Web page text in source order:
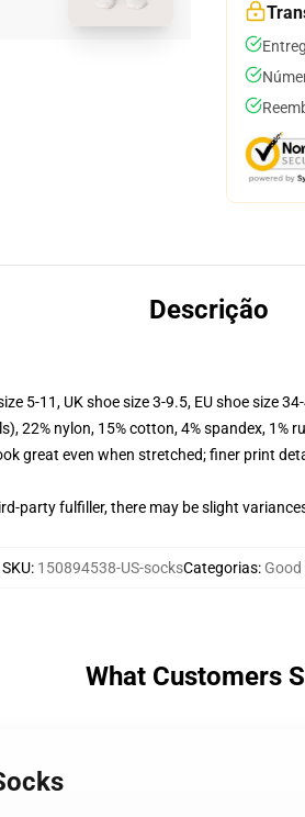
Descrição
5-11, UK shoe size 3-9.5, EU shoe size
22% nylon, 15% cotton, 4% spandex, 1%
great even when stretched; finer print
party fulfiller, there may be slight
SKU: 150894538-US-socksCategorias:
What Customers